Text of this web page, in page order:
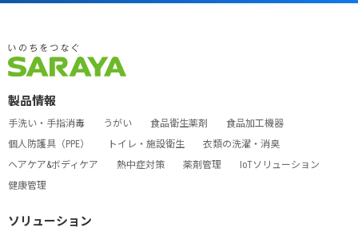
製品情報
手洗い・手指消毒 うがい 食品衛生薬剤
食品加工機器
個人防護具（PPE）
トイレ・施設衛生
衣類の洗濯・消臭
ヘアケア&ボディケア
熱中症対策 薬剤管理
IoTソリューション
健康管理
ソリューション